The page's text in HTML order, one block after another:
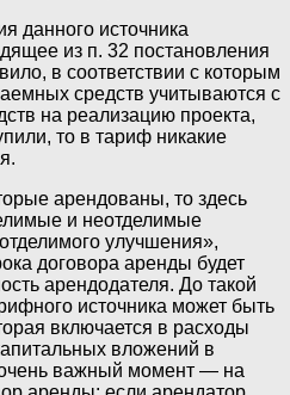
данного источника
из п. 32 постановления
в соответствии с которым
средств учитываются с
на реализацию проекта,
то в тариф никакие
арендованы, то здесь
и неотделимые
улучшения»,
договора аренды будет
арендодателя. До такой
источника может быть
включается в расходы
вложений в
очень важный момент — на